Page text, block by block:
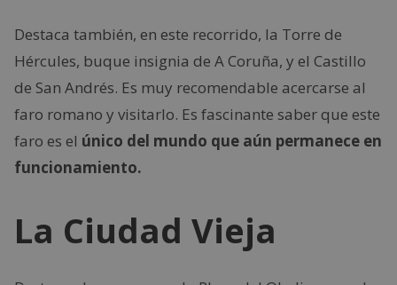
Destaca también, en este recorrido, la Torre de
Hércules, buque insignia de A Coruña, y el Castillo
de San Andrés. Es muy recomendable acercarse al
faro romano y visitarlo. Es fascinante saber que este
faro es el único del mundo que aún permanece en
funcionamiento.
La Ciudad Vieja